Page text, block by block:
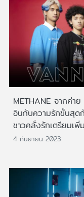
METHANE จากค่า
อินกับความรักขั้นสุดกั
ชาวคลั่งรักเตรียมเ
4 กันยายน 2023